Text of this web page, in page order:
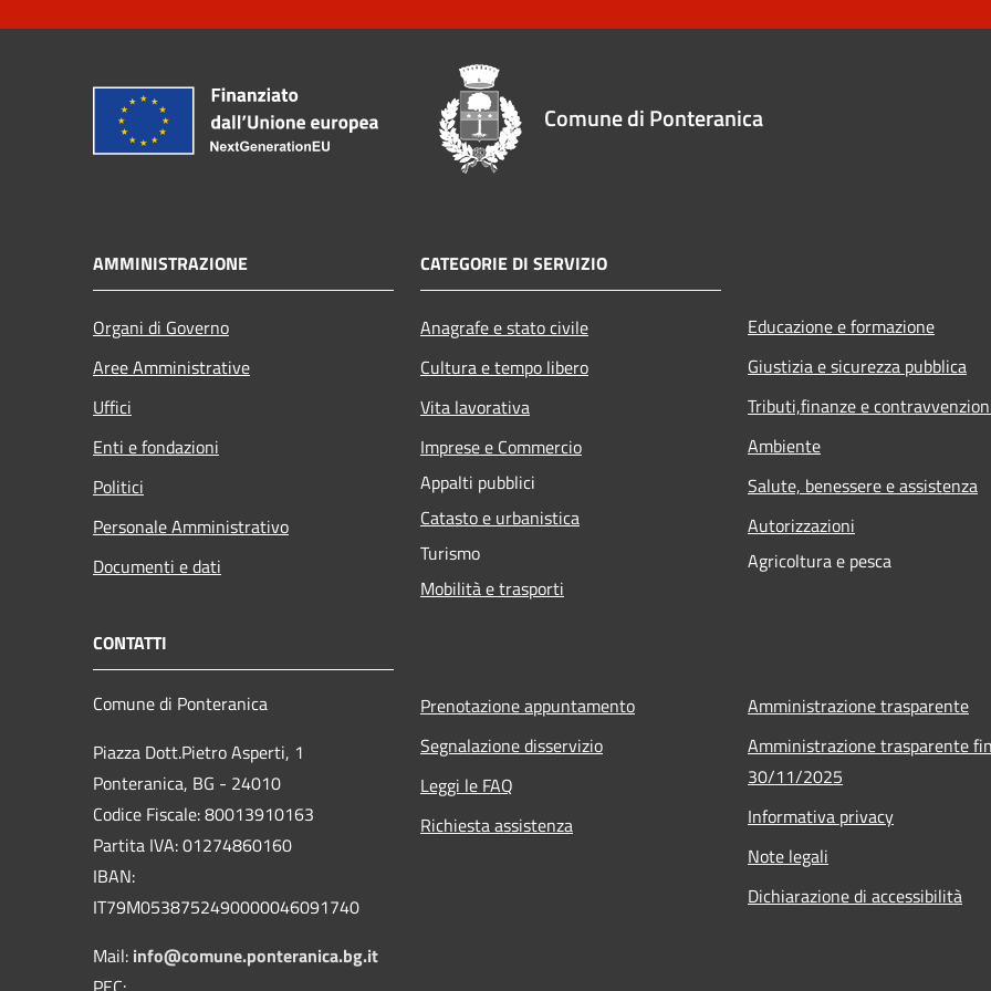
Comune di Ponteranica
AMMINISTRAZIONE
Organi di Governo
Aree Amministrative
Uffici
Enti e fondazioni
Politici
Personale Amministrativo
Documenti e dati
CATEGORIE DI SERVIZIO
Anagrafe e stato civile
Cultura e tempo libero
Vita lavorativa
Imprese e Commercio
Appalti pubblici
Catasto e urbanistica
Turismo
Mobilità e trasporti
Educazione e formazione
Giustizia e sicurezza pubblica
Tributi,finanze e
Ambiente
Salute, benessere e assistenza
Autorizzazioni
Agricoltura e pesca
CONTATTI
Comune di Ponteranica
Piazza Dott.Pietro Asperti, 1
Ponteranica, BG - 24010
Codice Fiscale: 80013910163
Partita IVA: 01274860160
IBAN:
IT79M0538752490000046091740
Mail: info@comune.ponteranica.bg.it
Prenotazione appuntamento
Segnalazione disservizio
Leggi le FAQ
Richiesta assistenza
Amministrazione trasparente
Amministrazione trasparente
30/11/2025
Informativa privacy
Note legali
Dichiarazione di accessibilità